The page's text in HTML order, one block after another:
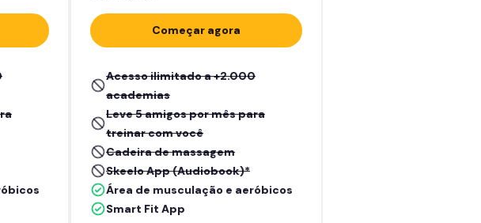
Começar agora
Acesso ilimitado a +2.000
academias
Leve 5 amigos por mês para
treinar com você
Cadeira de massagem
Skeelo App (Audiobook)*
Área de musculação e aeróbicos
Smart Fit App